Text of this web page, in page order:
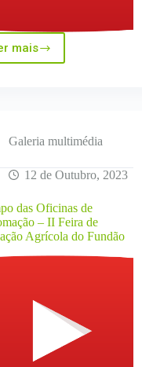
mais
Jornadas
de
da
Agrícola
Galeria multimédia
12 de Outubro, 2023
das Oficinas de
– II Feira de
Agrícola do Fundão